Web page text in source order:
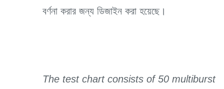
বর্ণনা করার জন্য ডিজাইন করা হয়েছে।
The test chart consists of 50 multiburst